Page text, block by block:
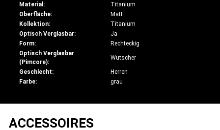
Material:
Titanium
Oberfläche:
Matt
Kollektion:
Titanium
Optisch Verglasbar:
Ja
Form:
Rechteckig
Optisch Verglasbar
(Pimcore):
Wutscher
Geschlecht:
Herren
Farbe:
grau
ACCESSOIRES